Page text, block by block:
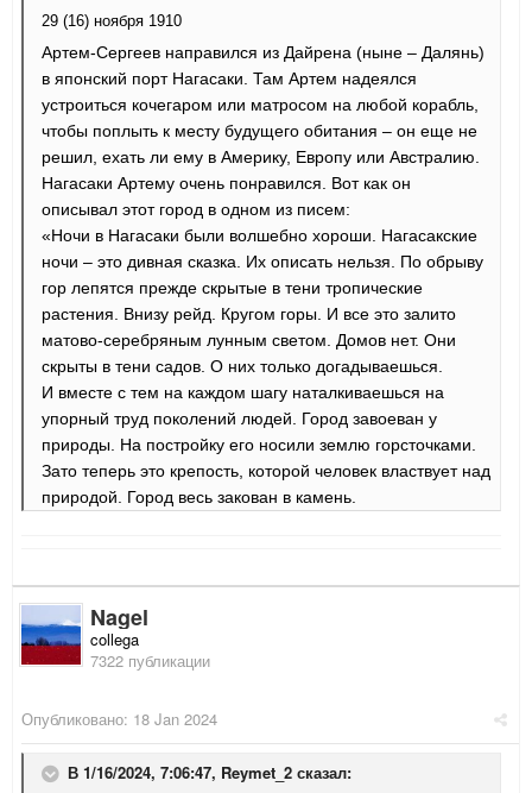
29 (16) ноября 1910
Артем-Сергеев направился из Дайрена (ныне – Далянь)
в японский порт Нагасаки. Там Артем надеялся
устроиться кочегаром или матросом на любой корабль,
чтобы поплыть к месту будущего обитания – он еще не
решил, ехать ли ему в Америку, Европу или Австралию.
Нагасаки Артему очень понравился. Вот как он
описывал этот город в одном из писем:
«Ночи в Нагасаки были волшебно хороши. Нагасакские
ночи – это дивная сказка. Их описать нельзя. По обрыву
гор лепятся прежде скрытые в тени тропические
растения. Внизу рейд. Кругом горы. И все это залито
матово-серебряным лунным светом. Домов нет. Они
скрыты в тени садов. О них только догадываешься.
И вместе с тем на каждом шагу наталкиваешься на
упорный труд поколений людей. Город завоеван у
природы. На постройку его носили землю горсточками.
Зато теперь это крепость, которой человек властвует над
природой. Город весь закован в камень.
Nagel
collega
7322 публикации
Опубликовано: 18 Jan 2024
В 1/16/2024, 7:06:47, Reymet_2 сказал: